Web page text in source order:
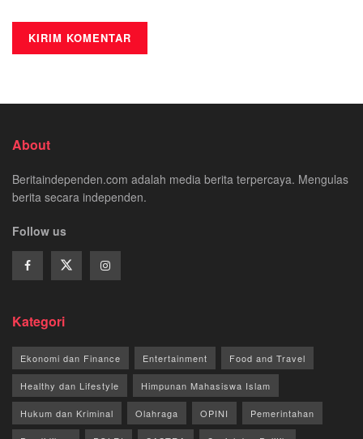
About
Beritaindependen.com adalah media berita terpercaya. Mengulas
berita secara independen.
Follow us
Kategori
Ekonomi dan Finance Entertainment Food and Travel
Healthy dan Lifestyle Himpunan Mahasiswa Islam
Hukum dan Kriminal Olahraga OPINI Pemerintahan